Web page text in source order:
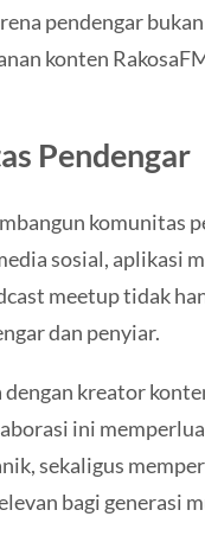
pendengar
konten
Pendengar
komunitas
sosial, aplikasi
meetup tidak
dan penyiar.
kreator
ini
sekaligus
bagi generasi